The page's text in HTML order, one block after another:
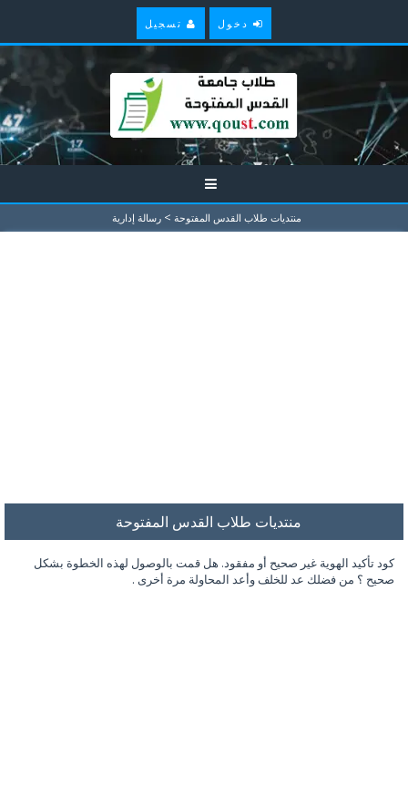
دخول تسجيل
منتديات طلاب القدس المفتوحة > رسالة إدارية
منتديات طلاب القدس المفتوحة
كود تأكيد الهوية غير صحيح أو مفقود. هل قمت بالوصول لهذه الخطوة بشكل
صحيح ؟ من فضلك عد للخلف وأعد المحاولة مرة أخرى .